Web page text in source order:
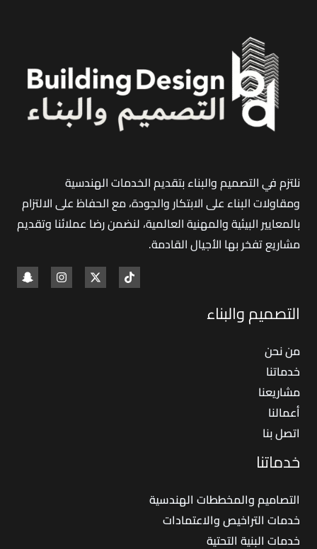
لحساب
الميزانية
وأسعار
إنشاء
المصانع
نلتزم في التصميم والبناء بتقديم الخدمات الهندسية
ومقاولات البناء على الابتكار والجودة، مع الحفاظ على الالتزام
بالمعايير البيئية والمهنية العالمية، لنضمن رضا عملائنا وتقديم
مشاريع تفخر بها الأجيال القادمة.
التصميم والبناء
من نحن
خدماتنا
مشاريعنا
أعمالنا
اتصل بنا
خدماتنا
التصاميم والمخططات الهندسية
خدمات التراخيص والاعتمادات
خدمات البنية التحتية